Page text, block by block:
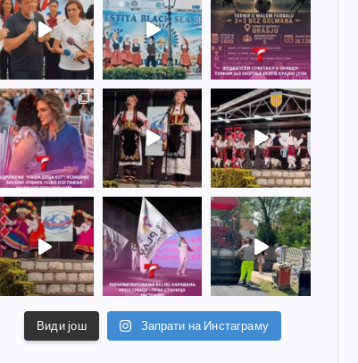
Види још Запрати на Инстаграму